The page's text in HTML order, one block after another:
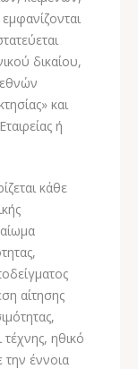
δικαίου,
και
ή
κάθε
αίτησης
ηθικό
την έννοια